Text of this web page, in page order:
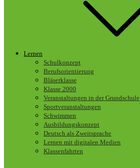
Lernen
Schulkonzept
Berufsorientierung
Bläserklasse
Klasse 2000
Veranstaltungen in der Grundschule
Sportveranstaltungen
Schwimmen
Ausbildungskonzept
Deutsch als Zweitsprache
Lernen mit digitalen Medien
Klassenfahrten